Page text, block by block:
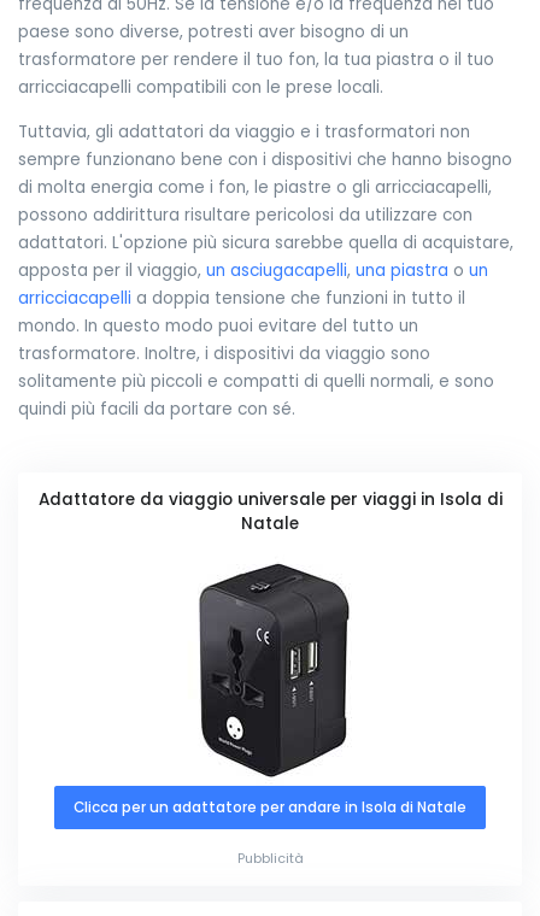
paese sono diverse, potresti aver bisogno di un
trasformatore per rendere il tuo fon, la tua piastra o il tuo
arricciacapelli compatibili con le prese locali.
Tuttavia, gli adattatori da viaggio e i trasformatori non
sempre funzionano bene con i dispositivi che hanno bisogno
di molta energia come i fon, le piastre o gli arricciacapelli,
possono addirittura risultare pericolosi da utilizzare con
adattatori. L'opzione più sicura sarebbe quella di acquistare,
apposta per il viaggio, un asciugacapelli, una piastra o un
arricciacapelli a doppia tensione che funzioni in tutto il
mondo. In questo modo puoi evitare del tutto un
trasformatore. Inoltre, i dispositivi da viaggio sono
solitamente più piccoli e compatti di quelli normali, e sono
quindi più facili da portare con sé.
Adattatore da viaggio universale per viaggi in Isola di
Natale
Clicca per un adattatore per andare in Isola di Natale
Pubblicità